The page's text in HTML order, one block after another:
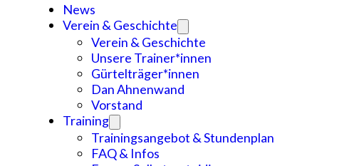
News
Verein & Geschichte
Verein & Geschichte
Unsere Trainer*innen
Gürtelträger*innen
Dan Ahnenwand
Vorstand
Training
Trainingsangebot & Stundenplan
FAQ & Infos